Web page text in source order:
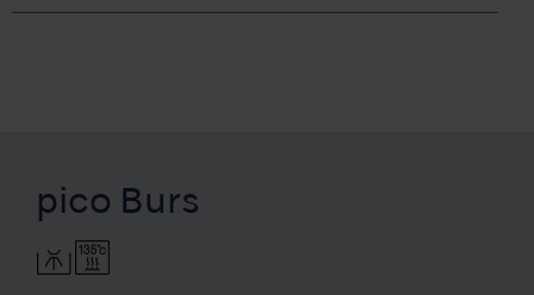
pico Burs